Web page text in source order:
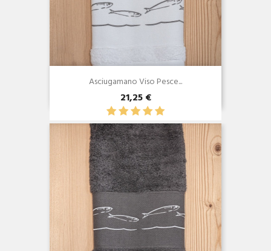
Asciugamano Viso Pesce...
21,25 €
Anteprima